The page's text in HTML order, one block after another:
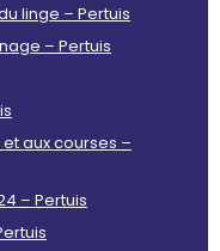
linge – Pertuis
– Pertuis
aux courses –
– Pertuis